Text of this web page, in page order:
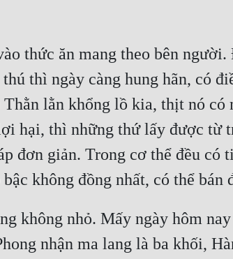
thức ăn mang theo bên
thì ngày càng hung hãn, có
Thằn lằn khổng lồ kia, thịt nó
hại, thì những thứ lấy được từ
đơn giản. Trong cơ thể đều có
không đồng nhất, có thể
không nhỏ. Mấy ngày hôm
nhận ma lang là ba khối,